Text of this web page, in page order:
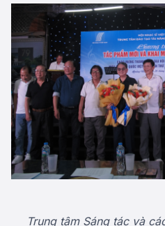
Trung tâm Sáng tác và